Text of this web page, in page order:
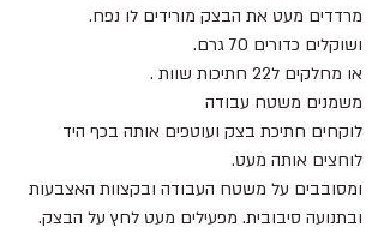
מרדדים מעט את הבצק מורידים לו נפח.
ושוקלים כדורים 70 גרם.
או מחלקים ל22 חתיכות שוות .
משמנים משטח עבודה
לוקחים חתיכת בצק ועוטפים אותה בכף היד
לוחצים אותה מעט.
ומסובבים על משטח העבודה ובקצוות האצבעות
ובתנועה סיבובית. מפעילים מעט לחץ על הבצק.